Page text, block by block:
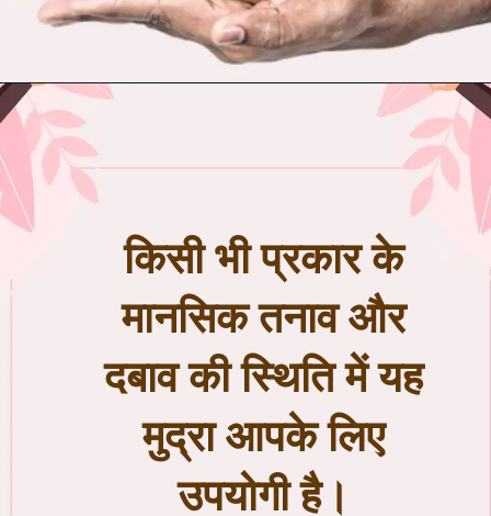
किसी भी प्रकार के
मानसिक तनाव और
दबाव की स्थिति में यह
मुद्रा आपके लिए
उपयोगी है।